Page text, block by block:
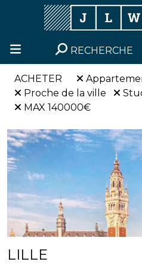
RECHERCHE
ACHETER
Proche de la ville
MAX 140000€
LILLE